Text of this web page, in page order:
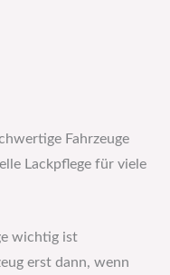
Fahrzeuge
Lackpflege für viele
wichtig ist
erst dann, wenn